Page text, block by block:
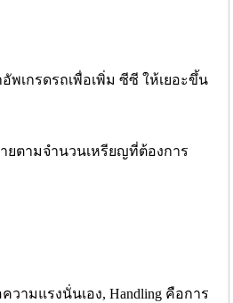
พเกรดรถเพื่อเพิ่ม ซีซี ให้เยอะขึ้น
ยตามจำนวนเหรียญที่ต้องการ
วามแรงนั่นเอง, Handling คือการ